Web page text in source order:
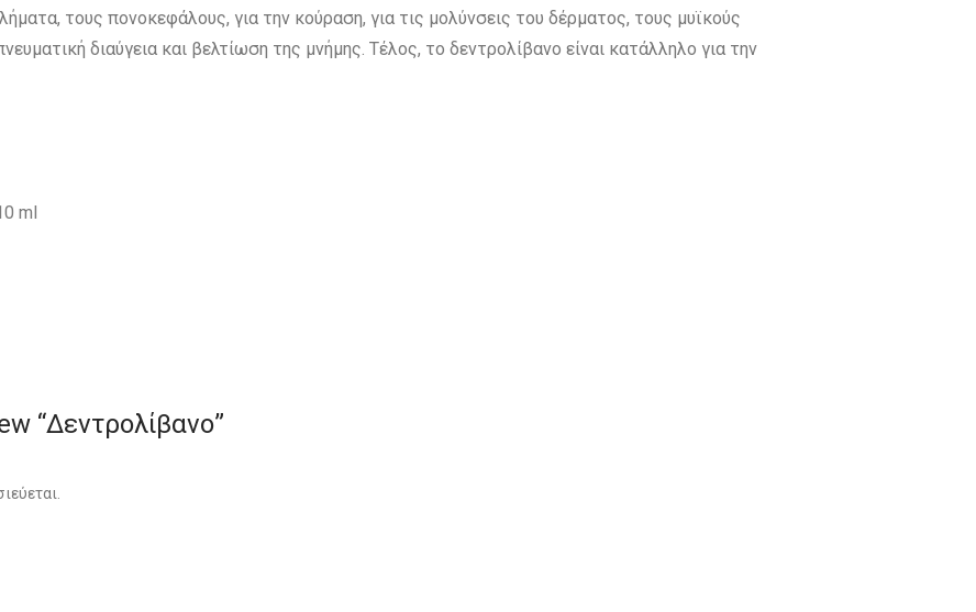
τους πονοκεφάλους, για την κούραση, για τις μολύνσεις του δέρματος, τους μυϊκούς
διαύγεια και βελτίωση της μνήμης. Τέλος, το δεντρολίβανο είναι κατάλληλο για την
ml
“Δεντρολίβανο”